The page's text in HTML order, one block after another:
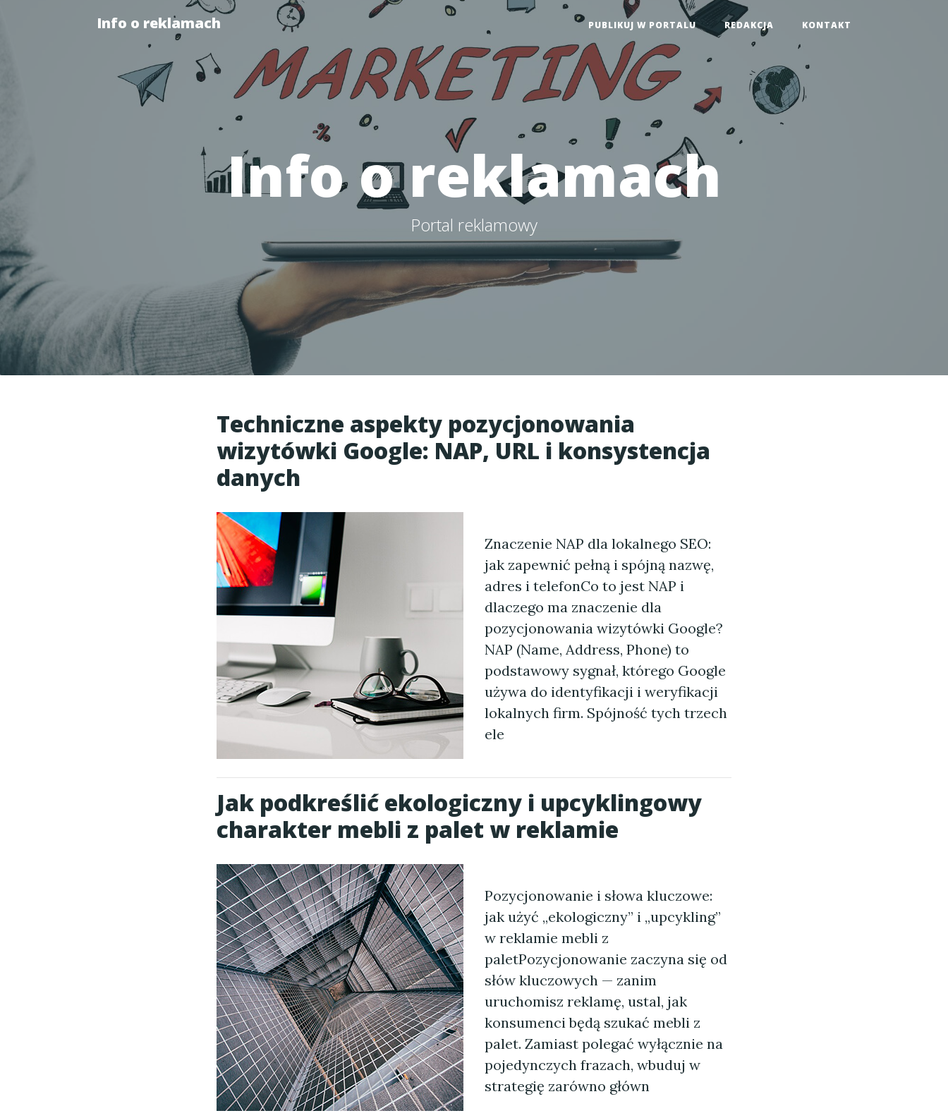
Info o reklamach PUBLIKUJ W PORTALU REDAKCJA KONTAKT
Info o reklamach
Portal reklamowy
Techniczne aspekty pozycjonowania
wizytówki Google: NAP, URL i konsystencja
danych
Znaczenie NAP dla lokalnego SEO:
jak zapewnić pełną i spójną nazwę,
adres i telefonCo to jest NAP i
dlaczego ma znaczenie dla
pozycjonowania wizytówki Google?
NAP (Name, Address, Phone) to
podstawowy sygnał, którego Google
używa do identyfikacji i weryfikacji
lokalnych firm. Spójność tych trzech
ele
Jak podkreślić ekologiczny i upcyklingowy
charakter mebli z palet w reklamie
Pozycjonowanie i słowa kluczowe:
jak użyć „ekologiczny” i „upcykling”
w reklamie mebli z
paletPozycjonowanie zaczyna się od
słów kluczowych — zanim
uruchomisz reklamę, ustal, jak
konsumenci będą szukać mebli z
palet. Zamiast polegać wyłącznie na
pojedynczych frazach, wbuduj w
strategię zarówno główn